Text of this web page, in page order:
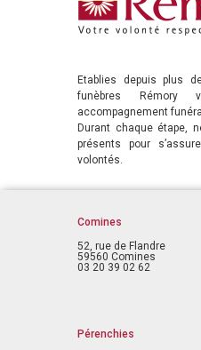
Etablies depuis plus
funèbres Rémory
accompagnement
Durant chaque étape,
présents pour
volontés.
Comines
52, rue de Flandre
59560 Comines
03 20 39 02 62
Pérenchies